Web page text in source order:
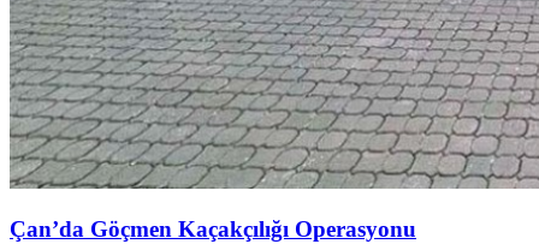
Çan’da Göçmen Kaçakçılığı Operasyonu